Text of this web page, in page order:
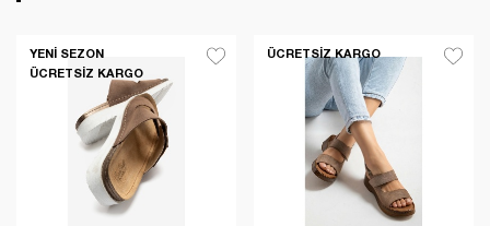
YENI SEZON
ÜCRETSIZ KARGO
ÜCRETSIZ KARGO